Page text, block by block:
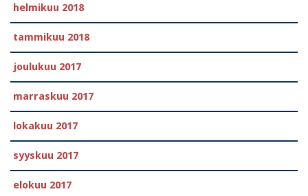
helmikuu 2018
tammikuu 2018
joulukuu 2017
marraskuu 2017
lokakuu 2017
syyskuu 2017
elokuu 2017